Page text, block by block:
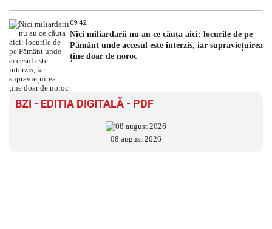
09:42
Nici miliardarii nu au ce căuta aici: locurile de pe
Pământ unde accesul este interzis, iar supraviețuirea
ține doar de noroc
BZI - EDITIA DIGITALĂ - PDF
08 august 2026